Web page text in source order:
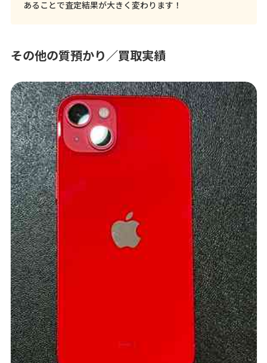
あることで査定結果が大きく変わります！
その他の質預かり／買取実績